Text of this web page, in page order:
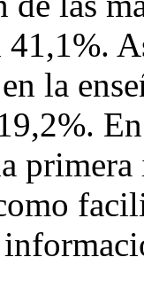
41,1%.
la